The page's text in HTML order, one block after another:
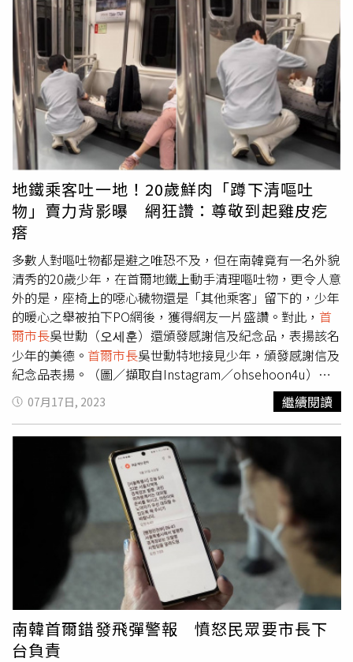
言，更沒有因為過度操作而導致個人的版面大於整體市府團
隊，新任市長確實展現了更好的風範。但許淑華也表示，站
善盡監督與提醒職責的立場，她必須說：雖然這次韓國首爾
行算是圓滿，但仍有一點做得不夠，蔣市長未來應該要做得
更多、更好，在未來台北與首爾甚至更多韓國都市的交流
中，應該更大力推動雙方的「觀光旅遊合作」，甚至促成更
多的「觀光合作備忘錄」。因為，推動觀光不只能深化國民
間的友誼，讓台北更被世界看見，同時最重要的是：為更多
台北商家與市民們帶來觀光收益。許淑華指出，根據觀光局
統計，今年1月至8月的外國來台旅客人次排行，前三名分別
是：香港68.9萬、日本49.3萬、韓國41.1萬。韓國人口達
5100萬人，與台灣的飛行距離又僅有兩小時，是極具成長
潛力的國家，且許多韓星及年輕的韓國YouTuber，都不吝
於分享他們對台灣旅遊的喜愛。「今年5月我在議會質詢，
就曾向市府捷運公司提醒，應該增加更多不同的語言服
務」，許淑華說，畢竟台北市作為國際化的國家首都，捷運
不只服務台北市民，也服務世界各國來台觀光與洽公的朋
友。尤其在疫情過後，台北市要更加積極的推動觀光與國家
化，把人潮與錢潮帶回台北。許淑華表示，感謝蔣市長與台
北捷運公司願意從善如流，今年8月就即刻新增了15個車站
提供韓語列車到站廣播服務。這樣的效率值得肯定，未來台
北要能做得比過去更多、更好。例如，製作韓語的旅遊指
南，或是針對韓國人最常去的饒河夜市及濱江果菜市場，增
設韓語指示牌。許淑華說，過去17年她擔任台北市議員，在
城市交流與觀光事務上持續耕耘，未來進入國會擔任立法委
員，也會進一步推動更多台灣與國際的觀光與交流活動，把
人潮與錢潮帶回台北，「我相信只要踏實耕耘：台北會更
好，台灣會更好！」
地鐵乘客吐一地！20歲鮮肉「蹲下清嘔吐
物」賣力背影曝 網狂讚：尊敬到起雞皮疙
瘩
多數人對嘔吐物都是避之唯恐不及，但在南韓竟有一名外貌
清秀的20歲少年，在首爾地鐵上動手清理嘔吐物，更令人意
外的是，座椅上的噁心穢物還是「其他乘客」留下的，少年
的暖心之舉被拍下PO網後，獲得網友一片盛讚。對此， 首
爾市長吳世勳（오세훈）還頒發感謝信及紀念品，表揚該名
少年的美德。 首爾市長吳世勳特地接見少年，頒發感謝信及
紀念品表揚。（圖／擷取自Instagram／ohsehoon4u）據
韓媒《東亞日報》報導，事發於本月7日晚間10時36分左
右，一名金姓少年在搭乘首爾6號線地鐵時，看到座椅上有
嘔吐物不僅沒避開，反倒不嫌髒隨即放下背包動手清理，認
真擦拭的背影全被一旁乘客拍下，為了避免其他乘客在不知
情的情況下坐到弄髒的座位，他甚至直接坐在位置上，此舉
令人油然而生敬佩之心。影片曝光後，吸引15萬網友按讚直
誇，「他怎麼能如此心地善良且正直呢」、「很好奇他的父
母是誰，竟然能夠教出這麼懂事的孩子」、「也太令人感
動，原來世界上真的有這樣的人。」對此，市長吳世勳也接
見該名少年以示感謝，但少年則謙虛表示，他只是在做他力
所能及的事。
07月17日, 2023 繼續閱讀
南韓首爾錯發飛彈警報 憤怒民眾要市長下
台負責